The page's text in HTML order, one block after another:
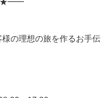
の理想の旅を作るお手伝